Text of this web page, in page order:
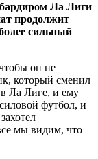
Ла Лиги
продолжит
сильный
он не
который сменил
Ла Лиге, и ему
футбол, и
мы видим, что